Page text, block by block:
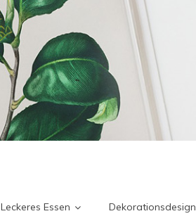
Leckeres Essen Dekorationsdesign